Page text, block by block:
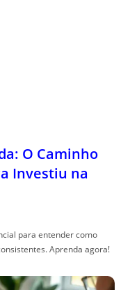
O Caminho
Investiu na
para entender como
Aprenda agora!